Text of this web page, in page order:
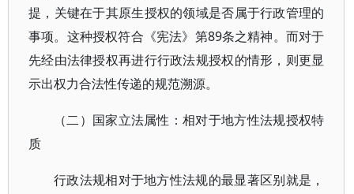
提，关键在于其原生授权的领域是否属于行政管理的
事项。这种授权符合《宪法》第89条之精神。而对于
先经由法律授权再进行行政法规授权的情形，则更显
示出权力合法性传递的规范溯源。
（二）国家立法属性：相对于地方性法规授权特
质
行政法规相对于地方性法规的最显著区别就是，